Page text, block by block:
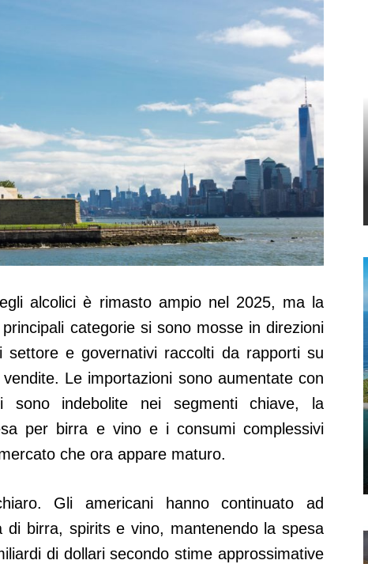
alcolici è rimasto ampio nel 2025, ma la
categorie si sono mosse in direzioni
e governativi raccolti da rapporti su
Le importazioni sono aumentate con
sono indebolite nei segmenti chiave, la
per birra e vino e i consumi complessivi
che ora appare maturo.
Gli americani hanno continuato ad
di birra, spirits e vino, mantenendo la spesa
di dollari secondo stime approssimative